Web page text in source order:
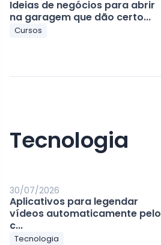
Ideias de negócios para abrir
na garagem que dão certo...
Cursos
Tecnologia
30/07/2026
Aplicativos para legendar
vídeos automaticamente pelo
c...
Tecnologia